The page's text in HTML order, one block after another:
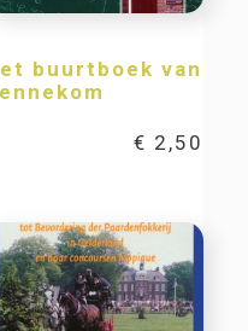
buurtboek van
€ 2,50